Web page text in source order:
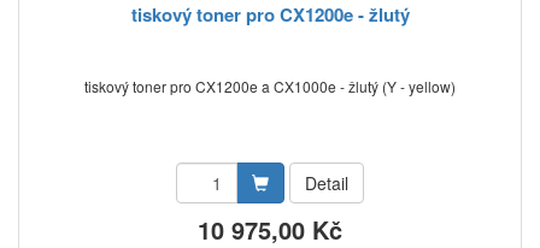
tiskový toner pro CX1200e - žlutý
tiskový toner pro CX1200e a CX1000e - žlutý (Y - yellow)
Detail
10 975,00 Kč